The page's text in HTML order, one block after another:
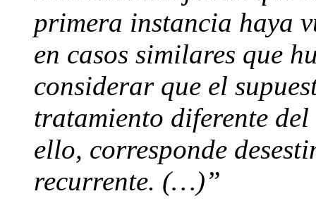
primera instancia haya
en casos similares que
considerar que el
tratamiento diferente
ello, corresponde
recurrente. (…)”